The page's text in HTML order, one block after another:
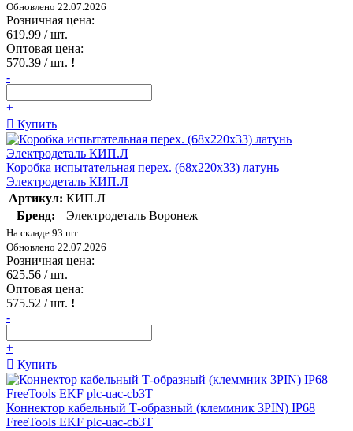
Обновлено 22.07.2026
Розничная цена:
619.99 / шт.
Оптовая цена:
570.39 / шт. !
-
+
Купить
Коробка испытательная перех. (68х220х33) латунь
Электродеталь КИП.Л
Артикул: КИП.Л
Бренд:
Электродеталь Воронеж
На складе 93 шт.
Обновлено 22.07.2026
Розничная цена:
625.56 / шт.
Оптовая цена:
575.52 / шт. !
-
+
Купить
Коннектор кабельный Т-образный (клеммник 3PIN) IP68
FreeTools EKF plc-uac-cb3T